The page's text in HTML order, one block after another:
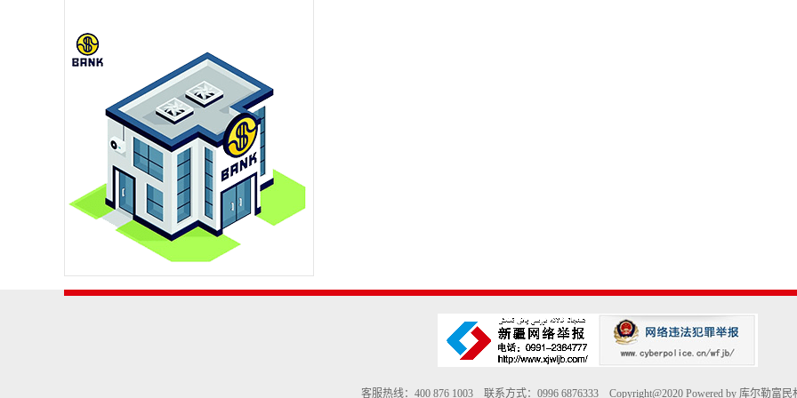
客服热线：400 876 1003 联系方式：0996 6876333 Copyright@2020 Powered by 库尔勒富民